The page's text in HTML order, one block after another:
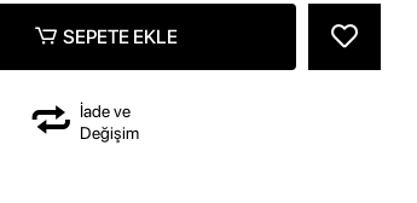
SEPETE EKLE
İade ve
Değişim